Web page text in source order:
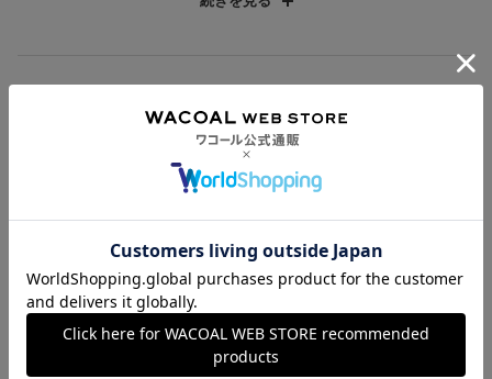
●肌ざわりなめらか
肌側の大きいヒップケアシートは繭生まれの贅沢な成分を加工
した（フレシール®加工）、すべすべなめらかな肌ざわり
ウエストまわりは折り返し始末で段差を軽減
・取扱い表示は本体裏打ち素材にプリントしているから、肌あた
※「重力ケア」「ヒップケア」とは、からだのサイズを測って自
分に合うガードルをつけて、着用中のヒップを重力から守ること
です
※「フレシール®」はセーレン（株）の登録商標です
＜７６Ｌ・８２Ｌサイズ＞ウエスト上辺布の中側にゴム有り
お支払い方法は下記よりお選びいただけます。
Amazon Pay
d払い
楽天ペイ
現金での振り込み（後払い）
1回のご注文のお届け先1ヶ所につき、送料の一部として599円
（税込）（全国一律）をご負担いただきます。
当社の都合により、ご注文商品のお届けを2回以上に分割させて
いただく場合は、初回のお届け分のみ送料をご負担いただきま
す。
クーポン・ポイントは送料にはご利用いただけません。
返品・交換について
返品・交換は到着後8日以内にお願いいたします。
ブラジャー・靴・スポーツタイツ(CW-X)・一部マタニティ商品
(産後ガードル・骨盤ベルト)・リマンマパッド(洗い替えパッド
カバー含む)の同一品番へのサイズ交換による返送料は「着払
クーポンについて